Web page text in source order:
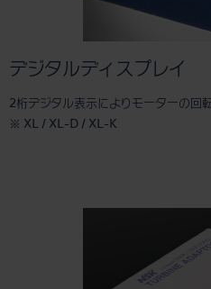
デジタルディスプレイ
2桁デジタル表示によりモーターの回
※ XL / XL-D / XL-K